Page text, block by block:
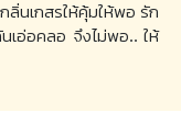
นเกสรให้คุ้มให้พอ รัก
นเอ่อคลอ จึงไม่พอ.. ให้